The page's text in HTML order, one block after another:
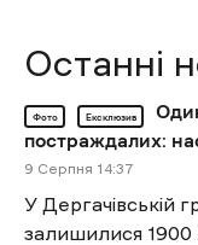
Останні
Фото Ексклюзив
постраждалих:
9 Cерпня 14:37
У Дергачівській
залишилися